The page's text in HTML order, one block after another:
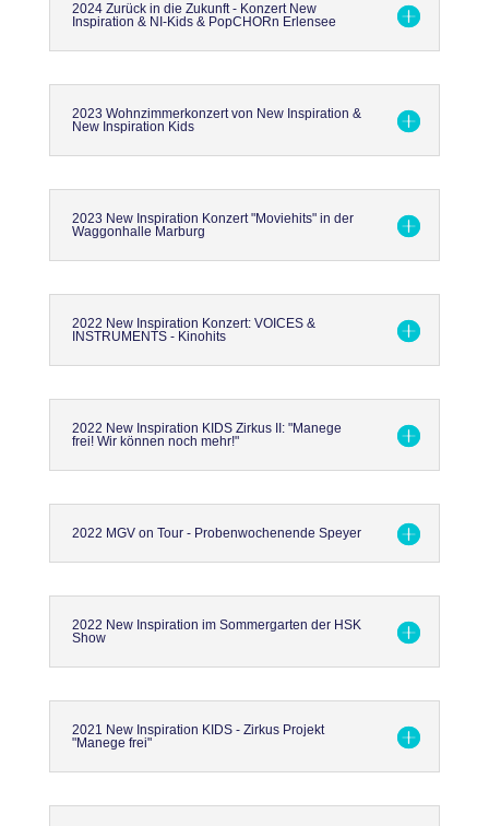
2024 Zurück in die Zukunft - Konzert New
Inspiration & NI-Kids & PopCHORn Erlensee
2023 Wohnzimmerkonzert von New Inspiration &
New Inspiration Kids
2023 New Inspiration Konzert "Moviehits" in der
Waggonhalle Marburg
2022 New Inspiration Konzert: VOICES &
INSTRUMENTS - Kinohits
2022 New Inspiration KIDS Zirkus II: "Manege
frei! Wir können noch mehr!"
2022 MGV on Tour - Probenwochenende Speyer
2022 New Inspiration im Sommergarten der HSK
Show
2021 New Inspiration KIDS - Zirkus Projekt
"Manege frei"